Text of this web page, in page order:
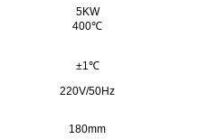
5KW
400℃
±1℃
220V/50Hz
180mm